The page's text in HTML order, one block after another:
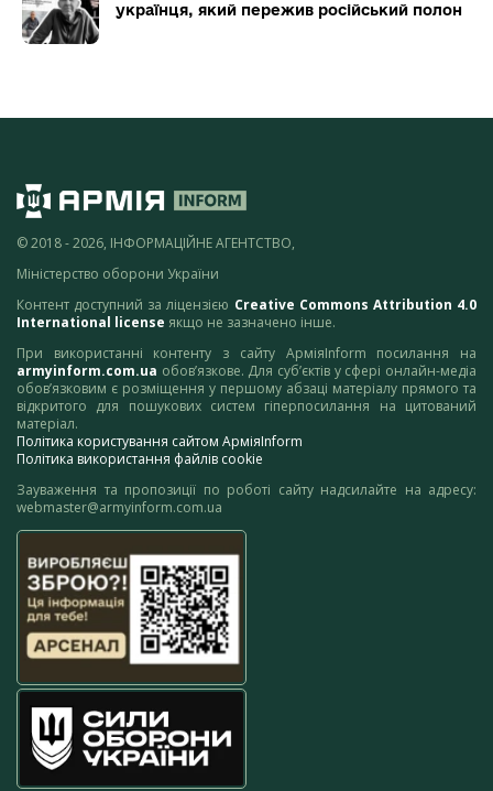
українця, який пережив російський полон
© 2018 - 2026, ІНФОРМАЦІЙНЕ АГЕНТСТВО,
Міністерство оборони України
Контент доступний за ліцензією Creative Commons Attribution 4.0
International license якщо не зазначено інше.
При використанні контенту з сайту АрміяInform посилання на
armyinform.com.ua обов’язкове. Для суб’єктів у сфері онлайн-медіа
обов’язковим є розміщення у першому абзаці матеріалу прямого та
відкритого для пошукових систем гіперпосилання на цитований
матеріал.
Політика користування сайтом АрміяInform
Політика використання файлів cookie
Зауваження та пропозиції по роботі сайту надсилайте на адресу:
webmaster@armyinform.com.ua